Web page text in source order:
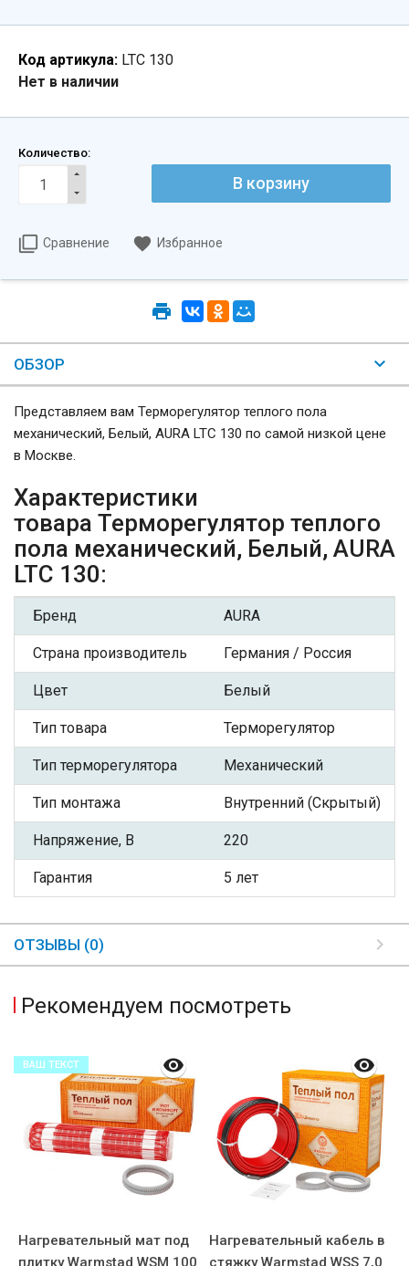
Код артикула: LTC 130
Нет в наличии
Количество:
Сравнение Избранное
ОБЗОР
Представляем вам Терморегулятор теплого пола
механический, Белый, AURA LTC 130 по самой низкой цене
в Москве.
Характеристики
товара Терморегулятор теплого
пола механический, Белый, AURA
LTC 130:
Бренд AURA
Страна производитель Германия / Россия
Цвет Белый
Тип товара Терморегулятор
Тип терморегулятора Механический
Тип монтажа Внутренний (Скрытый)
Напряжение, В 220
Гарантия 5 лет
ОТЗЫВЫ (0)
Рекомендуем посмотреть
Нагревательный мат под
плитку Warmstad WSM 100
ВАШ ТЕКСТ
Нагревательный кабель в
стяжку Warmstad WSS 7,0